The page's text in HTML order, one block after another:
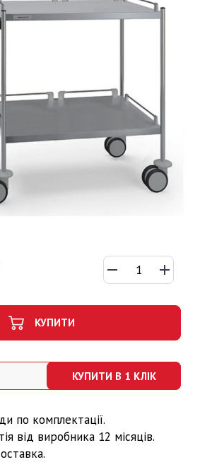
КУПИТИ
КУПИТИ В 1 КЛІК
по комплектації.
від виробника 12 місяців.